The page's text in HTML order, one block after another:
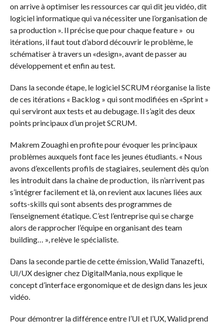
on arrive à optimiser les ressources car qui dit jeu vidéo, dit
logiciel informatique qui va nécessiter une l’organisation de
sa production ». Il précise que pour chaque feature » ou
itérations, il faut tout d’abord découvrir le problème, le
schématiser à travers un «design», avant de passer au
développement et enfin au test.
Dans la seconde étape, le logiciel SCRUM réorganise la liste
de ces itérations « Backlog » qui sont modifiées en «Sprint »
qui serviront aux tests et au debugage. Il s’agit des deux
points principaux d’un projet SCRUM.
Makrem Zouaghi en profite pour évoquer les principaux
problèmes auxquels font face les jeunes étudiants. « Nous
avons d’excellents profils de stagiaires, seulement dès qu’on
les introduit dans la chaine de production, ils n’arrivent pas
s’intégrer facilement et là, on revient aux lacunes liées aux
softs-skills qui sont absents des programmes de
l’enseignement étatique. C’est l’entreprise qui se charge
alors de rapprocher l’équipe en organisant des team
building… », relève le spécialiste.
Dans la seconde partie de cette émission, Walid Tanazefti,
UI/UX designer chez DigitalMania, nous explique le
concept d’interface ergonomique et de design dans les jeux
vidéo.
Pour démontrer la différence entre l’UI et l’UX, Walid prend